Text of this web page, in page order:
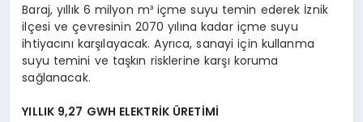
Baraj, yıllık 6 milyon m³ içme suyu temin ederek İznik
ilçesi ve çevresinin 2070 yılına kadar içme suyu
ihtiyacını karşılayacak. Ayrıca, sanayi için kullanma
suyu temini ve taşkın risklerine karşı koruma
sağlanacak.
YILLIK 9,27 GWH ELEKTRİK ÜRETİMİ